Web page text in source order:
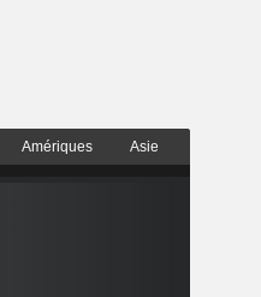
Amériques Asie